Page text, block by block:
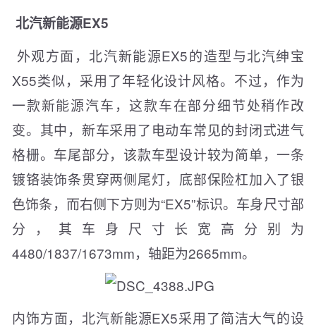
北汽新能源EX5
外观方面，北汽新能源EX5的造型与北汽绅宝
X55类似，采用了年轻化设计风格。不过，作为
一款新能源汽车，这款车在部分细节处稍作改
变。其中，新车采用了电动车常见的封闭式进气
格栅。车尾部分，该款车型设计较为简单，一条
镀铬装饰条贯穿两侧尾灯，底部保险杠加入了银
色饰条，而右侧下方则为“EX5”标识。车身尺寸部
分，其车身尺寸长宽高分别为
4480/1837/1673mm，轴距为2665mm。
内饰方面，北汽新能源EX5采用了简洁大气的设